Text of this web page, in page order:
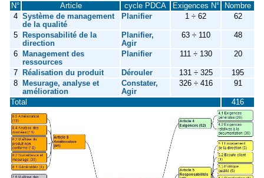
N°
Article cycle PDCA Exigences N°
Nombre
4 Système de management
de la qualité
Planifier 1 ÷ 62 62
5 Responsabilité de la
direction
Planifier,
Agir
63 ÷ 110 48
6 Management des
ressources
Planifier 111 ÷ 130 20
7 Réalisation du produit Dérouler 131 ÷ 325
195
8 Mesurage, analyse et
amélioration
Constater,
Agir
326 ÷ 416 91
Total 416